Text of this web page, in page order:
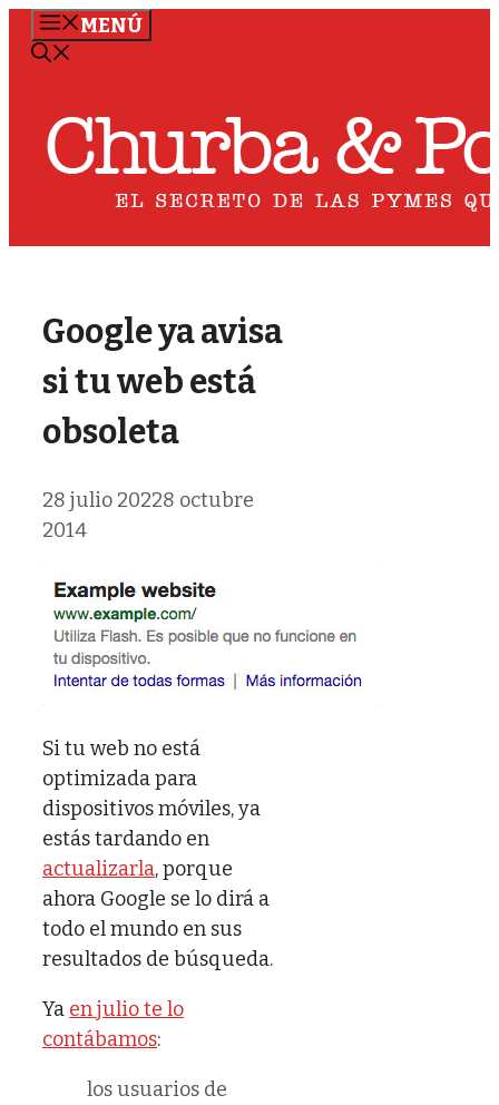
Saltar
MENÚ
Google ya avisa
si tu web está
obsoleta
28 julio 20228 octubre
2014
Si tu web no está
optimizada para
dispositivos móviles, ya
estás tardando en
actualizarla, porque
ahora Google se lo dirá a
todo el mundo en sus
resultados de búsqueda.
Ya en julio te lo
contábamos:
los usuarios de